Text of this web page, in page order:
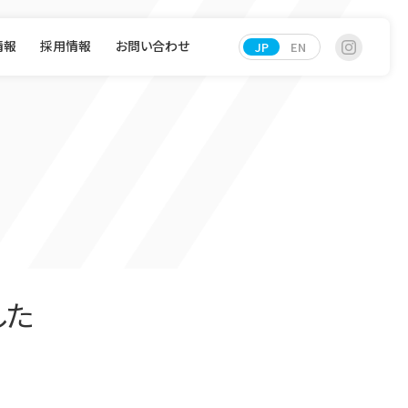
採用情報 お問い合わせ JP EN